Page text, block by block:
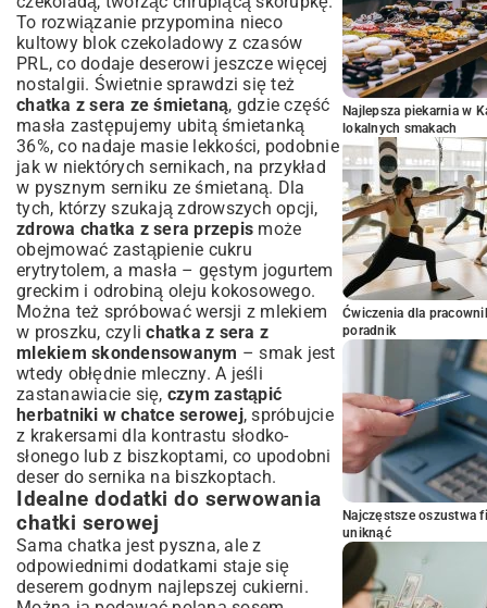
To rozwiązanie przypomina nieco
kultowy blok czekoladowy z czasów
PRL, co dodaje deserowi jeszcze więcej
nostalgii. Świetnie sprawdzi się też
chatka z sera ze śmietaną, gdzie część
masła zastępujemy ubitą śmietanką
36%, co nadaje masie lekkości, podobnie
jak w niektórych sernikach, na przykład
w pysznym serniku ze śmietaną. Dla
tych, którzy szukają zdrowszych opcji,
zdrowa chatka z sera przepis może
obejmować zastąpienie cukru
erytrytolem, a masła – gęstym jogurtem
greckim i odrobiną oleju kokosowego.
Można też spróbować wersji z mlekiem
w proszku, czylichatka z sera z
mlekiem skondensowanym – smak jest
wtedy obłędnie mleczny. A jeśli
zastanawiacie się, czym zastąpić
herbatniki w chatce serowej, spróbujcie
z krakersami dla kontrastu słodko-
słonego lub z biszkoptami, co upodobni
deser dosernika na biszkoptach.
Idealne dodatki do serwowania
chatki serowej
Sama chatka jest pyszna, ale z
odpowiednimi dodatkami staje się
deserem godnym najlepszej cukierni.
Najlepsza piekarnia w
lokalnych smakach
Ćwiczenia dla
poradnik
Najczęstsze oszustwa
uniknąć